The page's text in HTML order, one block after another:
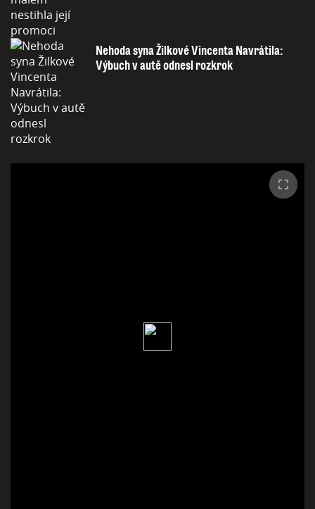
Nehoda syna Žilkové Vincenta Navrátila:
Výbuch v autě odnesl rozkrok